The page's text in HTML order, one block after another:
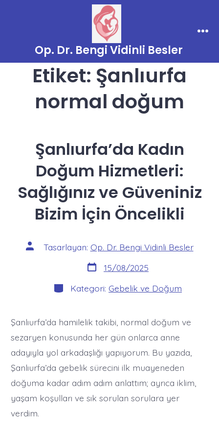
Op. Dr. Bengi Vidinli Besler
Etiket: Şanlıurfa
normal doğum
Şanlıurfa’da Kadın
Doğum Hizmetleri:
Sağlığınız ve Güveniniz
Bizim İçin Öncelikli
Yazının
yazarı
Tasarlayan: Op. Dr. Bengi Vidinli Besler
Yazı
tarihi
15/08/2025
Kategoriler
Kategori: Gebelik ve Doğum
Şanlıurfa’da hamilelik takibi, normal doğum ve
sezaryen konusunda her gün onlarca anne
adayıyla yol arkadaşlığı yapıyorum. Bu yazıda,
Şanlıurfa’da gebelik sürecini ilk muayeneden
doğuma kadar adım adım anlattım; ayrıca iklim,
yaşam koşulları ve sık sorulan sorulara yer
verdim.